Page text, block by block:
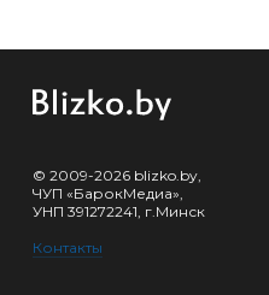
© 2009-2026 blizko.by,
ЧУП «БарокМедиа»,
УНП 391272241, г.Минск
Контакты